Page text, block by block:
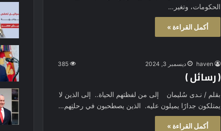
الحكومات، وتغير…
أكمل القراءة »
haven ديسمبر 3, 2024 385
( رسائل )
بقلم / نـدى سُليمان إلى من لفظتهم الحياة.. إلى الذين لا
يمتلكون جدارًا يميلون عليه. الذين يصطحبون في رحلتِهم…
أكمل القراءة »